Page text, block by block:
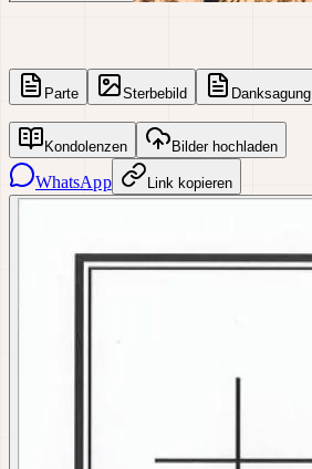
Parte Sterbebild
Danksagung
Kondolenzen Bilder hochladen
WhatsApp Link kopieren